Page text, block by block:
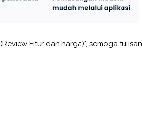
Fitur dan harga)", semoga tulisan